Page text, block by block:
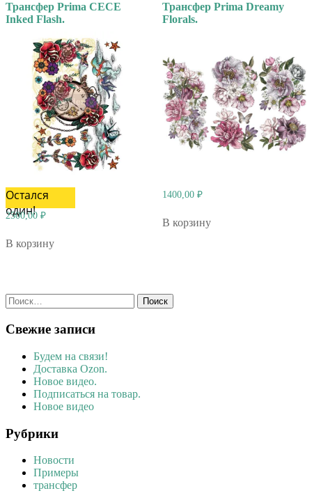
Трансфер Prima CECE
Inked Flash.
Остался
один!
2500,00 ₽
В корзину
Трансфер Prima Dreamy
Florals.
1400,00 ₽
В корзину
Найти:
Свежие записи
Будем на связи!
Доставка Ozon.
Новое видео.
Подписаться на товар.
Новое видео
Рубрики
Новости
Примеры
трансфер